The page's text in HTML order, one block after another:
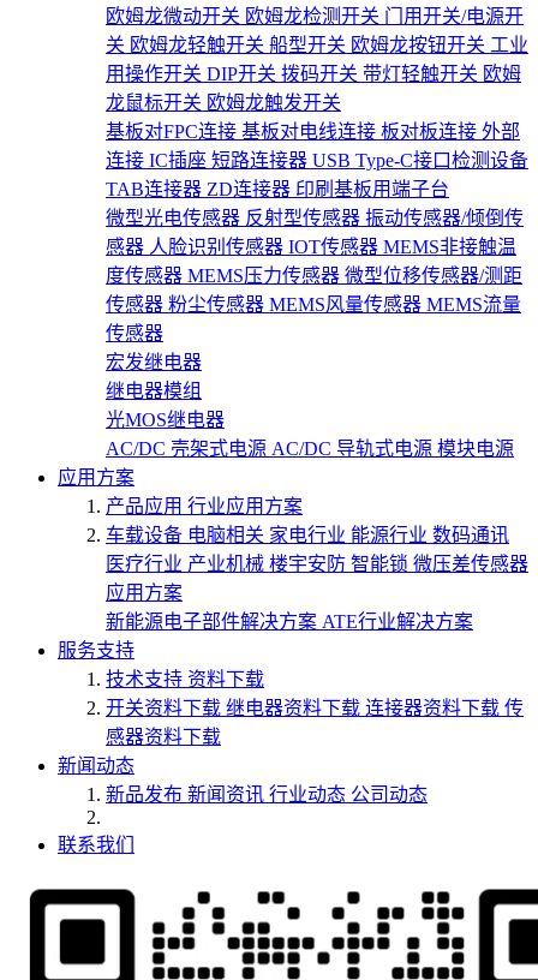
欧姆龙微动开关 欧姆龙检测开关 门用开关/电源开
关 欧姆龙轻触开关 船型开关 欧姆龙按钮开关 工业
用操作开关 DIP开关 拨码开关 带灯轻触开关 欧姆
龙鼠标开关 欧姆龙触发开关
基板对FPC连接 基板对电线连接 板对板连接 外部
连接 IC插座 短路连接器 USB Type-C接口检测设备
TAB连接器 ZD连接器 印刷基板用端子台
微型光电传感器 反射型传感器 振动传感器/倾倒传
感器 人脸识别传感器 IOT传感器 MEMS非接触温
度传感器 MEMS压力传感器 微型位移传感器/测距
传感器 粉尘传感器 MEMS风量传感器 MEMS流量
传感器
宏发继电器
继电器模组
光MOS继电器
AC/DC 壳架式电源 AC/DC 导轨式电源 模块电源
应用方案
产品应用 行业应用方案
车载设备 电脑相关 家电行业 能源行业 数码通讯
医疗行业 产业机械 楼宇安防 智能锁 微压差传感器
应用方案
新能源电子部件解决方案 ATE行业解决方案
服务支持
技术支持 资料下载
开关资料下载 继电器资料下载 连接器资料下载 传
感器资料下载
新闻动态
新品发布 新闻资讯 行业动态 公司动态
联系我们